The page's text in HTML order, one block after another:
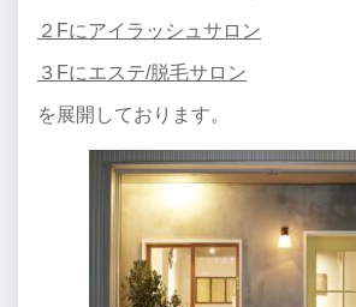
２Fにアイラッシュサロン
３Fにエステ/脱毛サロン
を展開しております。